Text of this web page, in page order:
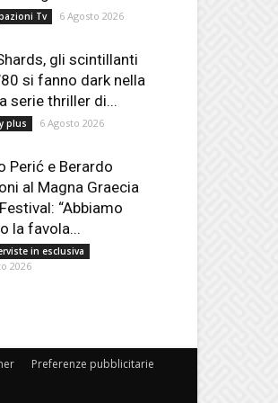
Tv 6 Agosto 2026
gli scintillanti
si fanno dark nella
serie thriller di...
plus 6 Agosto 2026
Perić e Berardo
al Magna Graecia
“Abbiamo
la favola...
in esclusiva
2026
Preferenze pubblicitarie